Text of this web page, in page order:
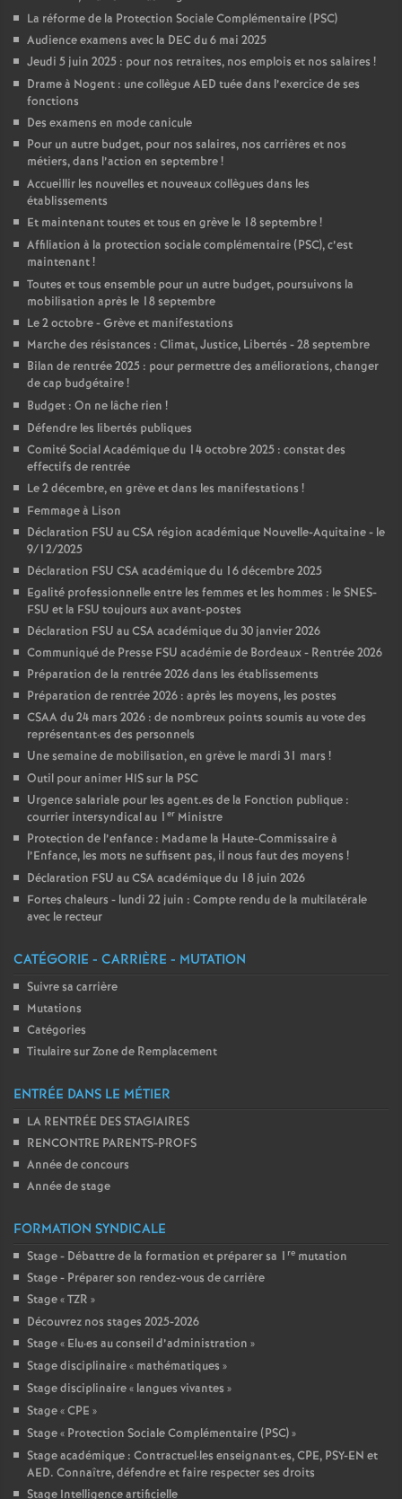
La réforme de la Protection Sociale Complémentaire (PSC)
Audience examens avec la DEC du 6 mai 2025
Jeudi 5 juin 2025 : pour nos retraites, nos emplois et nos salaires !
Drame à Nogent : une collègue AED tuée dans l’exercice de ses
fonctions
Des examens en mode canicule
Pour un autre budget, pour nos salaires, nos carrières et nos
métiers, dans l’action en septembre!
Accueillir les nouvelles et nouveaux collègues dans les
établissements
Et maintenant toutes et tous en grève le 18 septembre!
Affiliation à la protection sociale complémentaire (PSC), c’est
maintenant!
Toutes et tous ensemble pour un autre budget, poursuivons la
mobilisation après le 18 septembre
Le 2 octobre - Grève et manifestations
Marche des résistances : Climat, Justice, Libertés - 28 septembre
Bilan de rentrée 2025 : pour permettre des améliorations, changer
de cap budgétaire!
Budget : On ne lâche rien !
Défendre les libertés publiques
Comité Social Académique du 14 octobre 2025 : constat des
effectifs de rentrée
Le 2 décembre, en grève et dans les manifestations !
Femmage à Lison
Déclaration FSU au CSA région académique Nouvelle-Aquitaine - le
9/12/2025
Déclaration FSU CSA académique du 16 décembre 2025
Egalité professionnelle entre les femmes et les hommes : le SNES-
FSU et la FSU toujours aux avant-postes
Déclaration FSU au CSA académique du 30 janvier 2026
Communiqué de Presse FSU académie de Bordeaux - Rentrée 2026
Préparation de la rentrée 2026 dans les établissements
Préparation de rentrée 2026 : après les moyens, les postes
CSAA du 24 mars 2026 : de nombreux points soumis au vote des
représentant·es des personnels
Une semaine de mobilisation, en grève le mardi 31 mars !
Outil pour animer HIS sur la PSC
Urgence salariale pour les agent.es de la Fonction publique :
courrier intersyndical au 1 er Ministre
Protection de l’enfance : Madame la Haute-Commissaire à
l’Enfance, les mots ne suffisent pas, il nous faut des moyens !
Déclaration FSU au CSA académique du 18 juin 2026
Fortes chaleurs - lundi 22 juin : Compte rendu de la multilatérale
avec le recteur
CATÉGORIE - CARRIÈRE - MUTATION
Suivre sa carrière
Mutations
Catégories
Titulaire sur Zone de Remplacement
ENTRÉE DANS LE MÉTIER
LA RENTRÉE DES STAGIAIRES
RENCONTRE PARENTS-PROFS
Année de concours
Année de stage
FORMATION SYNDICALE
Stage - Débattre de la formation et préparer sa 1 re mutation
Stage - Préparer son rendez-vous de carrière
Stage «TZR »
Découvrez nos stages 2025-2026
Stage « Elu·es au conseil d’administration »
Stage disciplinaire « mathématiques »
Stage disciplinaire « langues vivantes »
Stage «CPE »
Stage « Protection Sociale Complémentaire (PSC)»
Stage académique : Contractuel·les enseignant·es, CPE, PSY-EN et
AED. Connaître, défendre et faire respecter ses droits
Stage Intelligence artificielle